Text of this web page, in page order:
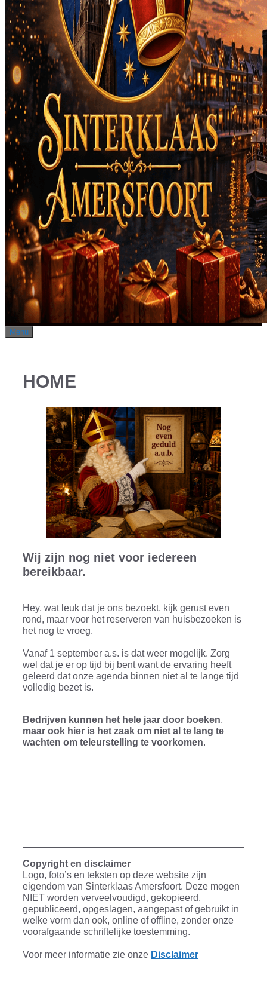
Menu
HOME
Wij zijn nog niet voor iedereen
bereikbaar.
Hey, wat leuk dat je ons bezoekt, kijk gerust even
rond, maar voor het reserveren van huisbezoeken is
het nog te vroeg.
Vanaf 1 september a.s. is dat weer mogelijk. Zorg
wel dat je er op tijd bij bent want de ervaring heeft
geleerd dat onze agenda binnen niet al te lange tijd
volledig bezet is.
Bedrijven kunnen het hele jaar door boeken,
maar ook hier is het zaak om niet al te lang te
wachten om teleurstelling te voorkomen.
Copyright en disclaimer
Logo, foto’s en teksten op deze website zijn
eigendom van Sinterklaas Amersfoort. Deze mogen
NIET worden verveelvoudigd, gekopieerd,
gepubliceerd, opgeslagen, aangepast of gebruikt in
welke vorm dan ook, online of offline, zonder onze
voorafgaande schriftelijke toestemming.
Voor meer informatie zie onze Disclaimer